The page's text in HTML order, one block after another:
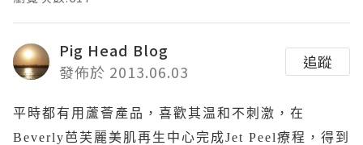
Pig Head Blog
發佈於 2013.06.03
追蹤
平時都有用蘆薈產品，喜歡其温和不刺激，在
Beverly芭芙麗美肌再生中心完成Jet Peel療程，得到